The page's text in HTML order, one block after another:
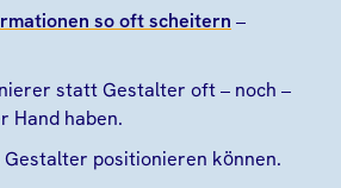
so oft scheitern –
statt Gestalter oft – noch –
Hand haben.
Gestalter positionieren können.